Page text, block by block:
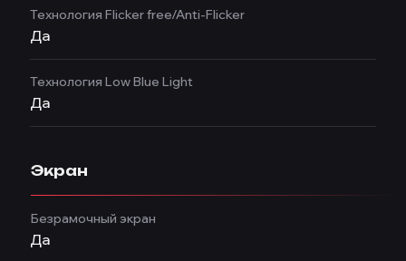
Технология Flicker free/Anti-Flicker
Да
Технология Low Blue Light
Да
Экран
Безрамочный экран
Да